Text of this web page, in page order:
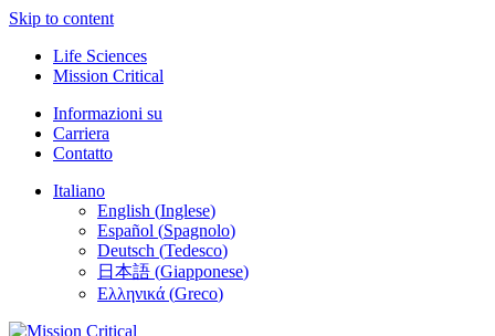
Skip to content
Life Sciences
Mission Critical
Informazioni su
Carriera
Contatto
Italiano
English (Inglese)
Español (Spagnolo)
Deutsch (Tedesco)
日本語 (Giapponese)
Ελληνικά (Greco)